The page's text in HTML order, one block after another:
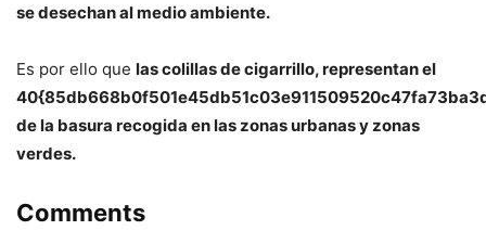
se desechan al medio ambiente.
Es por ello que las colillas de cigarrillo, representan el
de la basura recogida en las zonas urbanas y zonas
verdes.
Comments